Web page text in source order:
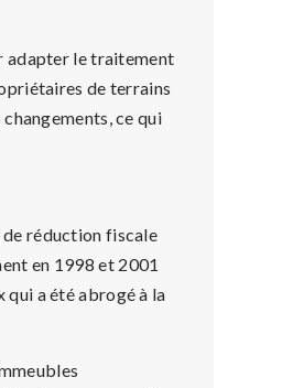
adapter le traitement
de terrains
ce qui
réduction fiscale
en 1998 et 2001
a été abrogé à la